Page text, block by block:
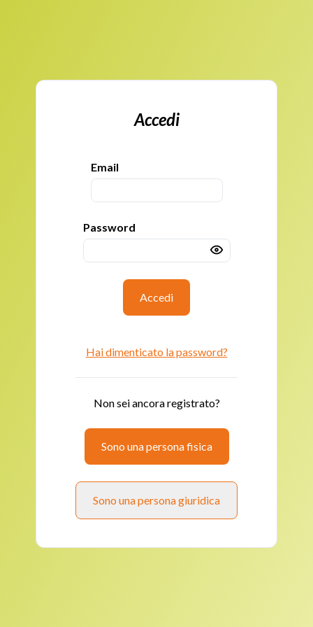
Accedi
Email
Password
Accedi
Hai dimenticato la password?
Non sei ancora registrato?
Sono una persona fisica
Sono una persona giuridica